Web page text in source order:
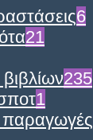
6
21
235
1
παραγωγές